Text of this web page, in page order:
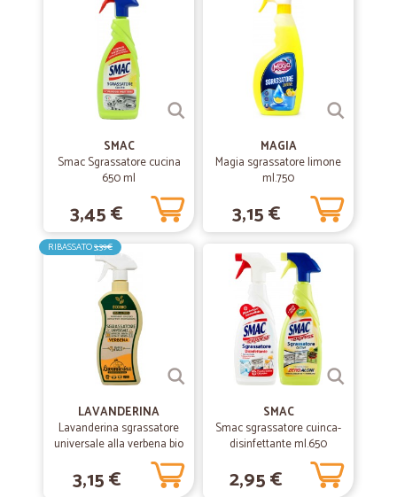
SMAC
Smac Sgrassatore cucina
650 ml
3,45 €
MAGIA
Magia sgrassatore limone
ml.750
3,15 €
RIBASSATO3,39€
LAVANDERINA
Lavanderina sgrassatore
universale alla verbena bio
3,15 €
SMAC
Smac sgrassatore cuinca-
disinfettante ml.650
2,95 €